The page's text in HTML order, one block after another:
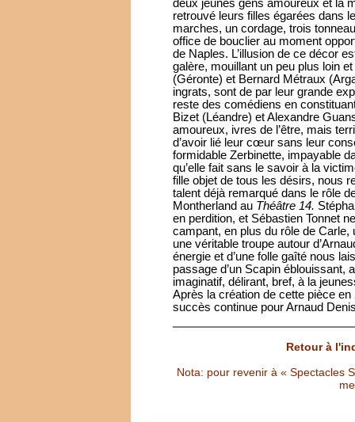
deux jeunes gens amoureux et la
retrouvé leurs filles égarées dans
marches, un cordage, trois
office de bouclier au moment
de Naples. L’illusion de ce décor
galère, mouillant un peu plus loin
(Géronte) et Bernard Métraux
ingrats, sont de par leur grande
reste des comédiens en
Bizet (Léandre) et Alexandre
amoureux, ivres de l’être, mais
d’avoir lié leur cœur sans leur
formidable Zerbinette, impayable
qu’elle fait sans le savoir à la
fille objet de tous les désirs, nous
talent déjà remarqué dans le rôle
Montherland au Théâtre 14.
en perdition, et Sébastien Tonnet
campant, en plus du rôle de Carle,
une véritable troupe autour
énergie et d’une folle gaîté nous
passage d’un Scapin éblouissant,
imaginatif, délirant, bref, à la
Après la création de cette pièce
succès continue pour Arnaud
Retour à
Nota: pour revenir à « Spectacles